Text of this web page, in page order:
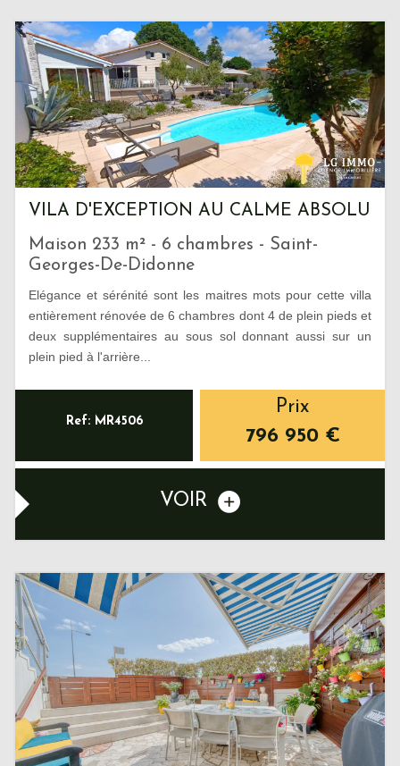
VILA D'EXCEPTION AU CALME ABSOLU
Maison 233 m² - 6 chambres - Saint-
Georges-De-Didonne
Elégance et sérénité sont les maitres mots pour cette villa
entièrement rénovée de 6 chambres dont 4 de plein pieds et
deux supplémentaires au sous sol donnant aussi sur un
plein pied à l'arrière...
Ref: MR4506
Prix
796 950 €
VOIR